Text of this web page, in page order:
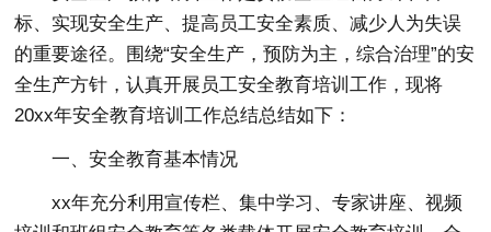
标、实现安全生产、提高员工安全素质、减少人为失误
的重要途径。围绕“安全生产，预防为主，综合治理”的安
全生产方针，认真开展员工安全教育培训工作，现将
20xx年安全教育培训工作总结总结如下：
一、安全教育基本情况
xx年充分利用宣传栏、集中学习、专家讲座、视频